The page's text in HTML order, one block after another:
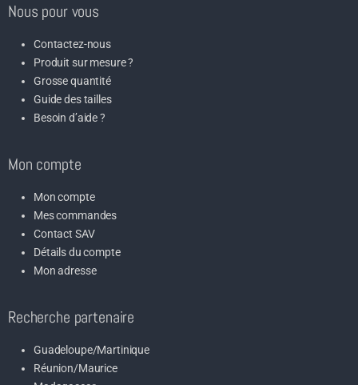
Nous pour vous
Contactez-nous
Produit sur mesure ?
Grosse quantité
Guide des tailles
Besoin d’aide ?
Mon compte
Mon compte
Mes commandes
Contact SAV
Détails du compte
Mon adresse
Recherche partenaire
Guadeloupe/Martinique
Réunion/Maurice